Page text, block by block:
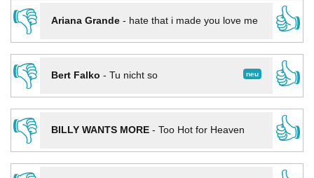
👎
Ariana Grande- hate that i made you love me
👍
👎
neu
Bert Falko - Tu nicht so
👍
👎
BILLY WANTS MORE- Too Hot for Heaven
👍